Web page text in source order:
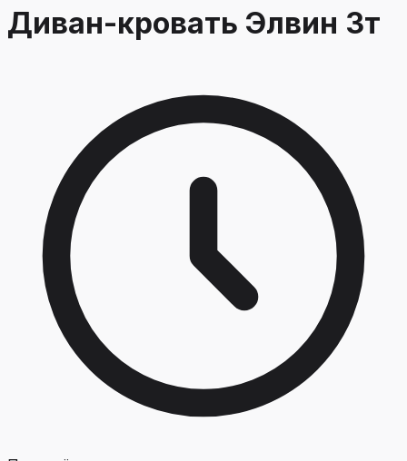
Диван-кровать Элвин 3т